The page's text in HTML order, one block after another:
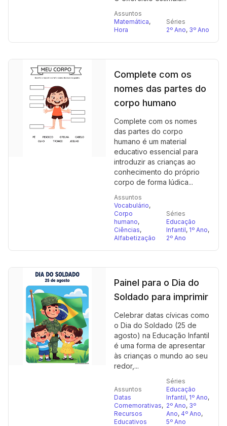
Assuntos
Matemática,
Hora
Séries
2º Ano, 3º Ano
Complete com os
nomes das partes do
corpo humano
Complete com os nomes
das partes do corpo
humano é um material
educativo essencial para
introduzir as crianças ao
conhecimento do próprio
corpo de forma lúdica...
Assuntos
Vocabulário,
Corpo
humano,
Ciências,
Alfabetização
Séries
Educação
Infantil, 1º Ano,
2º Ano
Painel para o Dia do
Soldado para imprimir
Celebrar datas cívicas como
o Dia do Soldado (25 de
agosto) na Educação Infantil
é uma forma de apresentar
às crianças o mundo ao seu
redor,...
Assuntos
Datas
Comemorativas,
Recursos
Educativos
Séries
Educação
Infantil, 1º Ano,
2º Ano, 3º
Ano, 4º Ano,
5º Ano